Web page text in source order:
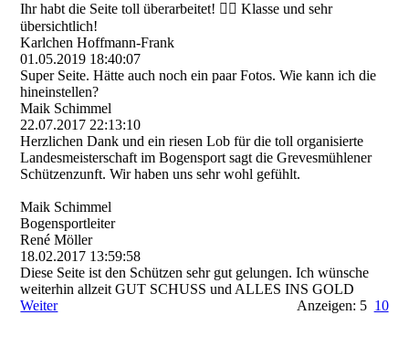
Ihr habt die Seite toll überarbeitet! 👍🏼 Klasse und sehr
übersichtlich!
Karlchen Hoffmann-Frank
01.05.2019 18:40:07
Super Seite. Hätte auch noch ein paar Fotos. Wie kann ich die
hineinstellen?
Maik Schimmel
22.07.2017 22:13:10
Herzlichen Dank und ein riesen Lob für die toll organisierte
Landesmeisterschaft im Bogensport sagt die Grevesmühlener
Schützenzunft. Wir haben uns sehr wohl gefühlt.
Maik Schimmel
Bogensportleiter
René Möller
18.02.2017 13:59:58
Diese Seite ist den Schützen sehr gut gelungen. Ich wünsche
weiterhin allzeit GUT SCHUSS und ALLES INS GOLD
Weiter
Anzeigen: 5 10